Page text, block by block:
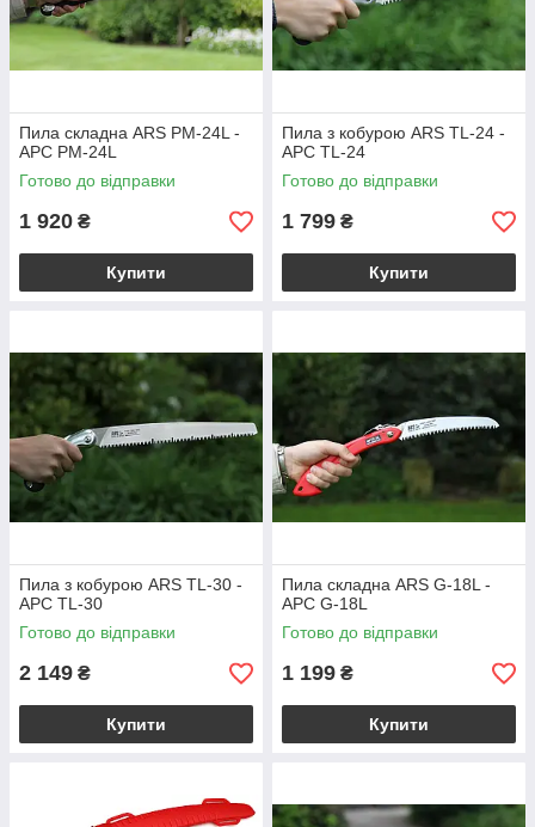
Пила складна ARS PM-24L -
АРС PM-24L
Готово до відправки
1 920 ₴
Купити
Пила з кобурою ARS TL-24 -
АРС TL-24
Готово до відправки
1 799 ₴
Купити
Пила з кобурою ARS TL-30 -
АРС TL-30
Готово до відправки
2 149 ₴
Купити
Пила складна ARS G-18L -
АРС G-18L
Готово до відправки
1 199 ₴
Купити